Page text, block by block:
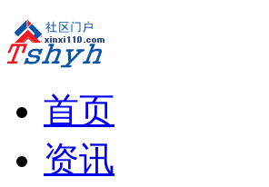
首页
资讯